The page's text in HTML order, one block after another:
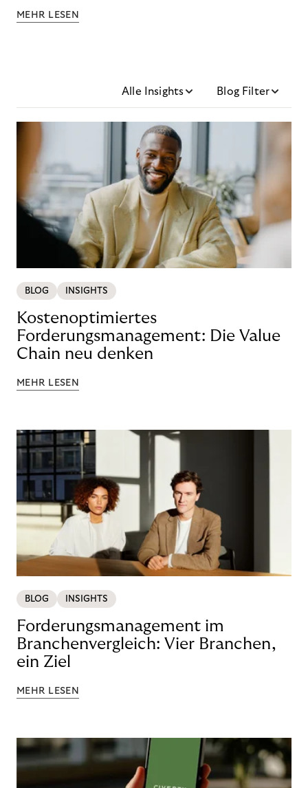
MEHR LESEN
Alle Insights Blog Filter
BLOG INSIGHTS
Kostenoptimiertes
Forderungsmanagement: Die Value
Chain neu denken
MEHR LESEN
BLOG INSIGHTS
Forderungsmanagement im
Branchenvergleich: Vier Branchen,
ein Ziel
MEHR LESEN